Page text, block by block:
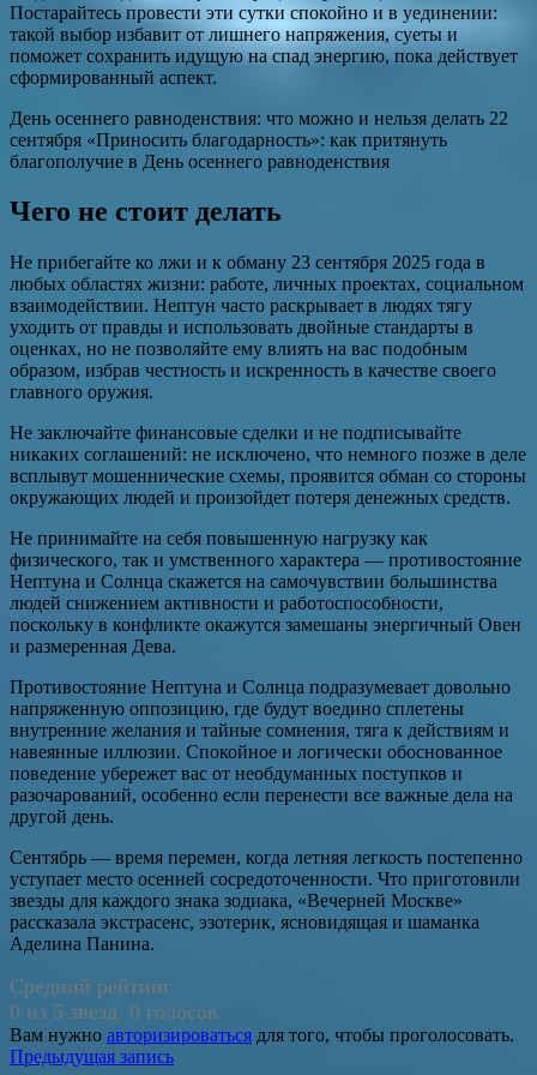
Постарайтесь провести эти сутки спокойно и в уединении:
такой выбор избавит от лишнего напряжения, суеты и
поможет сохранить идущую на спад энергию, пока действует
сформированный аспект.
День осеннего равноденствия: что можно и нельзя делать 22
сентября «Приносить благодарность»: как притянуть
благополучие в День осеннего равноденствия
Чего не стоит делать
Не прибегайте ко лжи и к обману 23 сентября 2025 года в
любых областях жизни: работе, личных проектах, социальном
взаимодействии. Нептун часто раскрывает в людях тягу
уходить от правды и использовать двойные стандарты в
оценках, но не позволяйте ему влиять на вас подобным
образом, избрав честность и искренность в качестве своего
главного оружия.
Не заключайте финансовые сделки и не подписывайте
никаких соглашений: не исключено, что немного позже в деле
всплывут мошеннические схемы, проявится обман со стороны
окружающих людей и произойдет потеря денежных средств.
Не принимайте на себя повышенную нагрузку как
физического, так и умственного характера — противостояние
Нептуна и Солнца скажется на самочувствии большинства
людей снижением активности и работоспособности,
поскольку в конфликте окажутся замешаны энергичный Овен
и размеренная Дева.
Противостояние Нептуна и Солнца подразумевает довольно
напряженную оппозицию, где будут воедино сплетены
внутренние желания и тайные сомнения, тяга к действиям и
навеянные иллюзии. Спокойное и логически обоснованное
поведение убережет вас от необдуманных поступков и
разочарований, особенно если перенести все важные дела на
другой день.
Сентябрь — время перемен, когда летняя легкость постепенно
уступает место осенней сосредоточенности. Что приготовили
звезды для каждого знака зодиака, «Вечерней Москве»
рассказала экстрасенс, эзотерик, ясновидящая и шаманка
Аделина Панина.
Средний рейтинг
0 из 5 звезд. 0 голосов.
Вам нужно авторизироваться для того, чтобы проголосовать.
Навигация
Предыдущая запись